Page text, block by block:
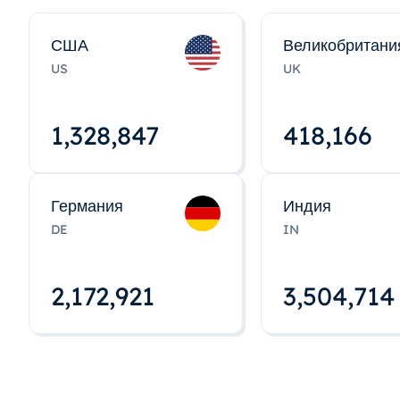
США
US
1,328,848
UK
418,167
Германия
DE
2,172,922
Индия
IN
3,504,715